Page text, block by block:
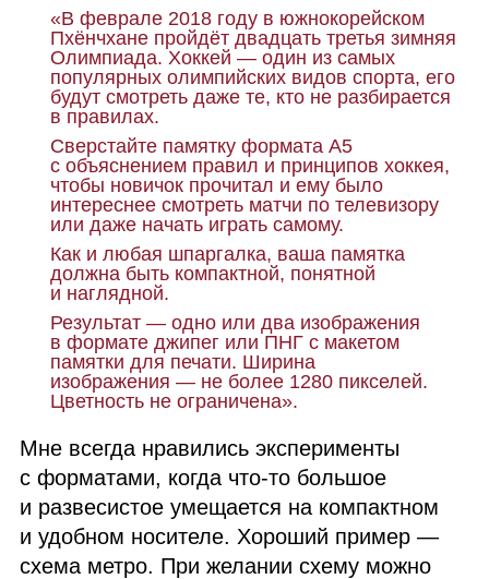
«В феврале 2018 году в южнокорейском
Пхёнчхане пройдёт двадцать третья зимняя
Олимпиада. Хоккей — один из самых
популярных олимпийских видов спорта, его
будут смотреть даже те, кто не разбирается
в правилах.
Сверстайте памятку формата А5
с объяснением правил и принципов хоккея,
чтобы новичок прочитал и ему было
интереснее смотреть матчи по телевизору
или даже начать играть самому.
Как и любая шпаргалка, ваша памятка
должна быть компактной, понятной
и наглядной.
Результат — одно или два изображения
в формате джипег или ПНГ с макетом
памятки для печати. Ширина
изображения — не более 1280 пикселей.
Цветность не ограничена».
Мне всегда нравились эксперименты
с форматами, когда что‑то большое
и развесистое умещается на компактном
и удобном носителе. Хороший пример —
схема метро. При желании схему можно